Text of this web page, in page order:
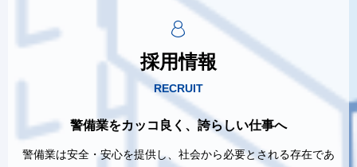
採用情報
RECRUIT
警備業をカッコ良く、誇らしい仕事へ
警備業は安全・安心を提供し、社会から必要とされる存在であ